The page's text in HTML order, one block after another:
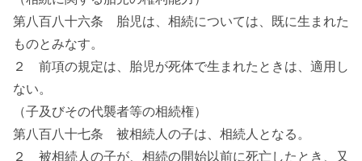
第八百八十六条 胎児は、相続については、既に生まれた
ものとみなす。
２ 前項の規定は、胎児が死体で生まれたときは、適用し
ない。
（子及びその代襲者等の相続権）
第八百八十七条 被相続人の子は、相続人となる。
２ 被相続人の子が、相続の開始以前に死亡したとき、又